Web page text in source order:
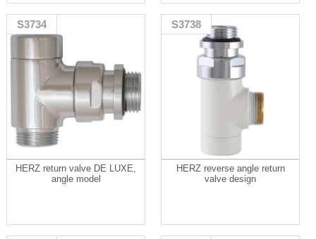
S3734
HERZ return valve DE LUXE,
angle model
S3738
HERZ reverse angle return
valve design